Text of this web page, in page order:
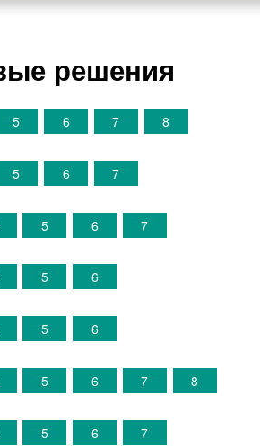
решения
5 6 7 8
5 6 7
5 6 7
5 6
5 6
5 6 7 8
5 6 7